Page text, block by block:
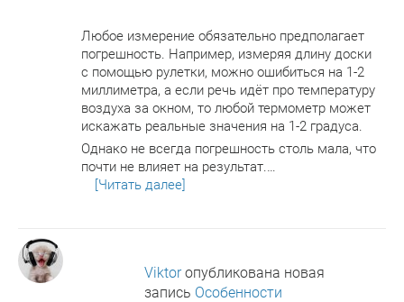
Любое измерение обязательно предполагает
погрешность. Например, измеряя длину доски
с помощью рулетки, можно ошибиться на 1-2
миллиметра, а если речь идёт про температуру
воздуха за окном, то любой термометр может
искажать реальные значения на 1-2 градуса.
Однако не всегда погрешность столь мала, что
почти не влияет на результат.…
[Читать далее]
Viktorопубликована новая
запись Особенности